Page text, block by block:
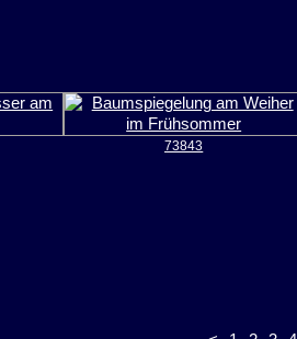
73843